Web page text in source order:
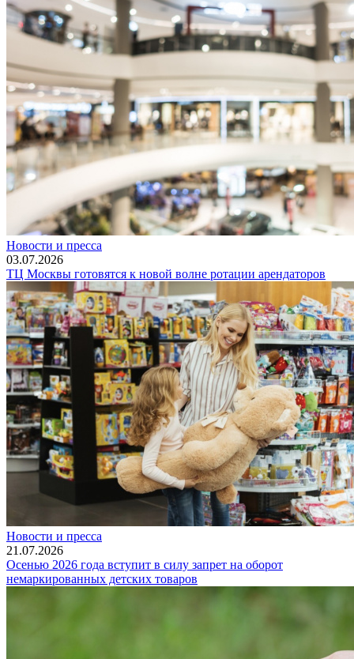
Новости и пресса
03.07.2026
ТЦ Москвы готовятся к новой волне ротации арендаторов
Новости и пресса
21.07.2026
Осенью 2026 года вступит в силу запрет на оборот
немаркированных детских товаров